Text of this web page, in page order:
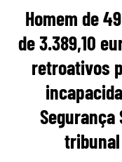
Homem de
de 3.389,10
retroativos